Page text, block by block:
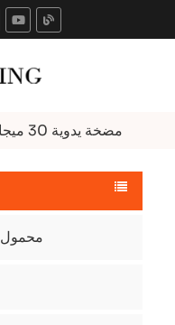
مضخة يدوية 30 ميجا باسكال
ضاغط هواء PCP محمول